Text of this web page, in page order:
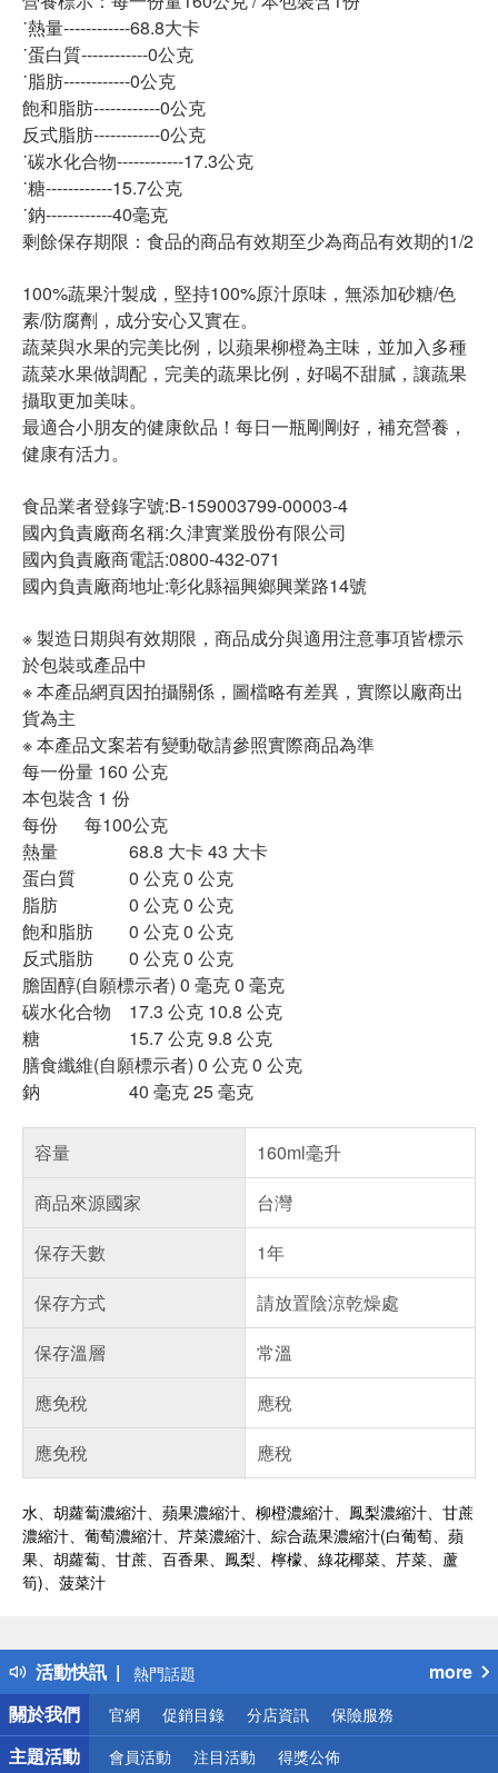
˙熱量------------68.8大卡
˙蛋白質------------0公克
˙脂肪------------0公克
飽和脂肪------------0公克
反式脂肪------------0公克
˙碳水化合物------------17.3公克
˙糖------------15.7公克
˙鈉------------40毫克
剩餘保存期限：食品的商品有效期至少為商品有效期的1/2
100%蔬果汁製成，堅持100%原汁原味，無添加砂糖/色
素/防腐劑，成分安心又實在。
蔬菜與水果的完美比例，以蘋果柳橙為主味，並加入多種
蔬菜水果做調配，完美的蔬果比例，好喝不甜膩，讓蔬果
攝取更加美味。
最適合小朋友的健康飲品！每日一瓶剛剛好，補充營養，
健康有活力。
食品業者登錄字號:B-159003799-00003-4
國內負責廠商名稱:久津實業股份有限公司
國內負責廠商電話:0800-432-071
國內負責廠商地址:彰化縣福興鄉興業路14號
※ 製造日期與有效期限，商品成分與適用注意事項皆標示
於包裝或產品中
※ 本產品網頁因拍攝關係，圖檔略有差異，實際以廠商出
貨為主
※ 本產品文案若有變動敬請參照實際商品為準
每一份量 160 公克
本包裝含 1 份
每份 每100公克
熱量 68.8 大卡 43 大卡
蛋白質 0 公克 0 公克
脂肪 0 公克 0 公克
飽和脂肪 0 公克 0 公克
反式脂肪 0 公克 0 公克
膽固醇(自願標示者) 0 毫克 0 毫克
碳水化合物 17.3 公克 10.8 公克
糖 15.7 公克 9.8 公克
膳食纖維(自願標示者) 0 公克 0 公克
鈉 40 毫克 25 毫克
容量
160ml毫升
商品來源國家
台灣
保存天數
1年
保存方式
請放置陰涼乾燥處
保存溫層
常溫
應免稅
應稅
應免稅
應稅
水、胡蘿蔔濃縮汁、蘋果濃縮汁、柳橙濃縮汁、鳳梨濃縮汁、甘蔗
濃縮汁、葡萄濃縮汁、芹菜濃縮汁、綜合蔬果濃縮汁(白葡萄、蘋
果、胡蘿蔔、甘蔗、百香果、鳳梨、檸檬、綠花椰菜、芹菜、蘆
筍)、菠菜汁
活動快訊
得獎公告
熱門話題
銀行優惠
偏遠地區配送
詐騙網頁！請小心！
more
關於我們
官網 促銷目錄 分店資訊 保險服務
主題活動 會員活動 注目活動 得獎公佈